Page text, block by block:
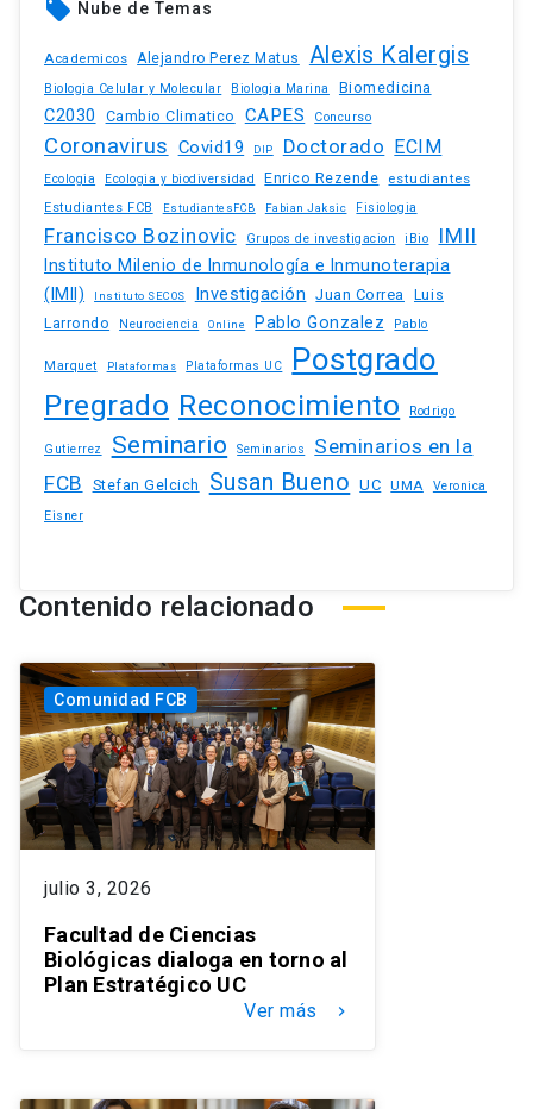
local_offer Nube de Temas
Academicos Alejandro Perez Matus Alexis Kalergis
Biologia Celular y Molecular Biologia Marina Biomedicina
C2030 Cambio Climatico CAPES Concurso
Coronavirus Covid19 DIP Doctorado ECIM
Ecologia Ecologia y biodiversidad Enrico Rezende estudiantes
Estudiantes FCB EstudiantesFCB Fabian Jaksic Fisiologia
Francisco Bozinovic Grupos de investigacion iBio IMII
Instituto Milenio de Inmunología e Inmunoterapia
(IMII)
Instituto SECOS Investigación Juan Correa Luis
Larrondo
Neurociencia Online Pablo Gonzalez Pablo
Marquet Plataformas Plataformas UC Postgrado
Pregrado Reconocimiento Rodrigo
Gutierrez Seminario Seminarios
Seminarios en la
FCB
Stefan Gelcich Susan Bueno UC UMA
Veronica
Eisner
Contenido relacionado
Comunidad FCB
julio 3, 2026
Facultad de Ciencias
Biológicas dialoga en torno al
Plan Estratégico UC
Ver más keyboard_arrow_right